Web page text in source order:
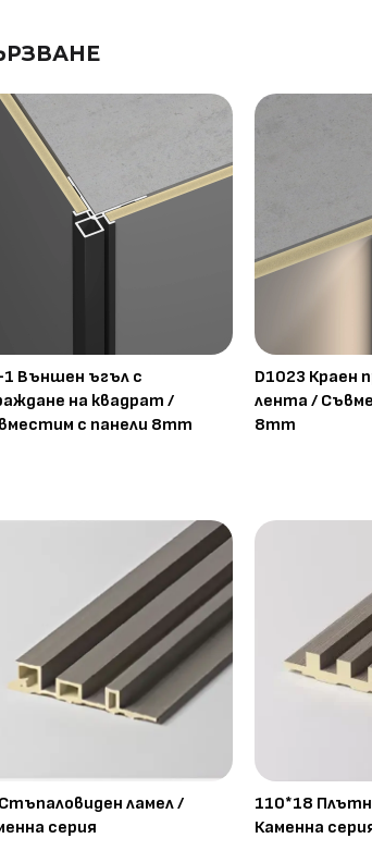
1 Външен ъгъл с
на квадрат /
с панели 8mm
D1023 Краен
лента /
8mm
ламел /
серия
110*18
Каменна